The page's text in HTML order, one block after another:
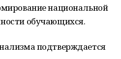
национальной
обучающихся.
подтверждается